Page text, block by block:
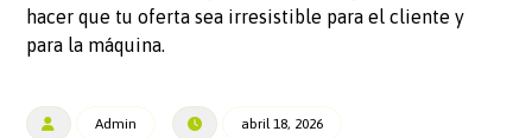
hacer que tu oferta sea irresistible para el cliente y
para la máquina.
Admin abril 18, 2026